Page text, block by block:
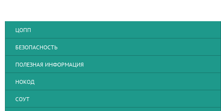
ЦОПП
БЕЗОПАСНОСТЬ
ПОЛЕЗНАЯ ИНФОРМАЦИЯ
НОКОД
СОУТ